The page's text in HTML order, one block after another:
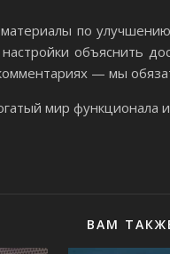
по
объяснить
— мы
мир функционала
ВАМ